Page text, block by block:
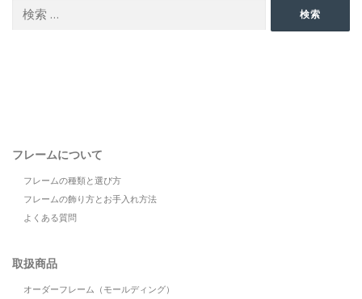
索:
検索
フレームについて
フレームの種類と選び方
フレームの飾り方とお手入れ方法
よくある質問
取扱商品
オーダーフレーム（モールディング）